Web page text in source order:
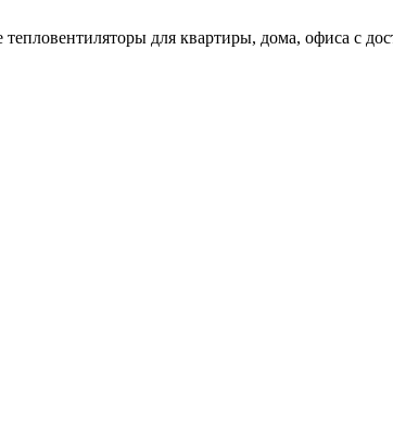
для квартиры, дома, офиса с